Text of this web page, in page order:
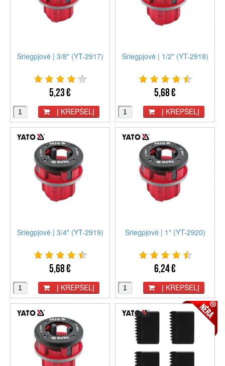
Sriegpjovė | 3/8" (YT-2917)
5,23 €
Į KREPŠELĮ
Sriegpjovė | 1/2" (YT-2918)
5,68 €
Į KREPŠELĮ
Sriegpjovė | 3/4" (YT-2919)
5,68 €
Į KREPŠELĮ
Sriegpjovė | 1" (YT-2920)
6,24 €
Į KREPŠELĮ